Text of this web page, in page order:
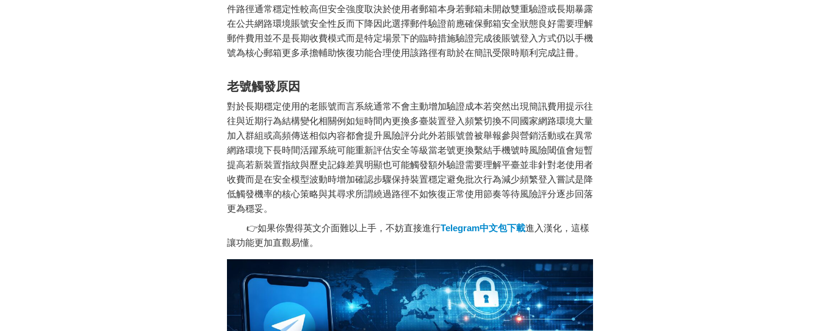
件路徑通常穩定性較高但安全強度取決於使用者郵箱本身若郵箱未開啟雙重驗證或長期暴露
在公共網路環境賬號安全性反而下降因此選擇郵件驗證前應確保郵箱安全狀態良好需要理解
郵件費用並不是長期收費模式而是特定場景下的臨時措施驗證完成後賬號登入方式仍以手機
號為核心郵箱更多承擔輔助恢復功能合理使用該路徑有助於在簡訊受限時順利完成註冊。
老號觸發原因
對於長期穩定使用的老賬號而言系統通常不會主動增加驗證成本若突然出現簡訊費用提示往
往與近期行為結構變化相關例如短時間內更換多臺裝置登入頻繁切換不同國家網路環境大量
加入群組或高頻傳送相似內容都會提升風險評分此外若賬號曾被舉報參與營銷活動或在異常
網路環境下長時間活躍系統可能重新評估安全等級當老號更換繫結手機號時風險閾值會短暫
提高若新裝置指紋與歷史記錄差異明顯也可能觸發額外驗證需要理解平臺並非針對老使用者
收費而是在安全模型波動時增加確認步驟保持裝置穩定避免批次行為減少頻繁登入嘗試是降
低觸發機率的核心策略與其尋求所謂繞過路徑不如恢復正常使用節奏等待風險評分逐步回落
更為穩妥。
👉如果你覺得英文介面難以上手，不妨直接進行Telegram中文包下載進入漢化，這樣
讓功能更加直觀易懂。